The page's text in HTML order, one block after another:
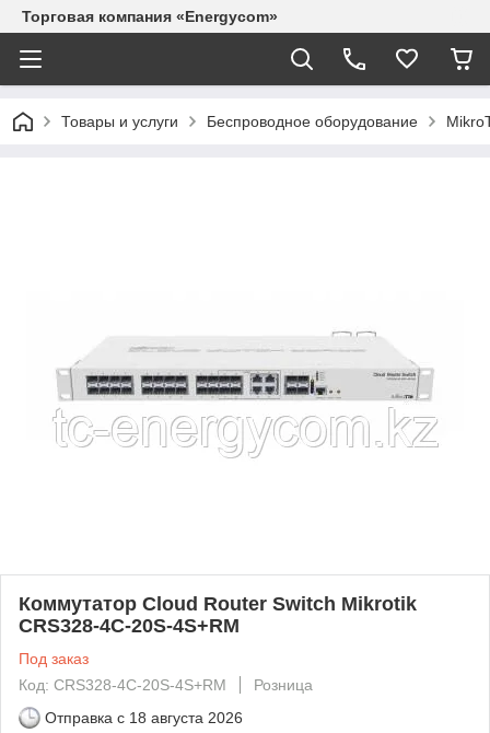
Торговая компания «Energycom»
Товары и услуги Беспроводное оборудование
Коммутатор Cloud Router Switch Mikrotik
CRS328-4C-20S-4S+RM
Под заказ
Код: CRS328-4C-20S-4S+RM
Розница
Отправка с 18 августа 2026